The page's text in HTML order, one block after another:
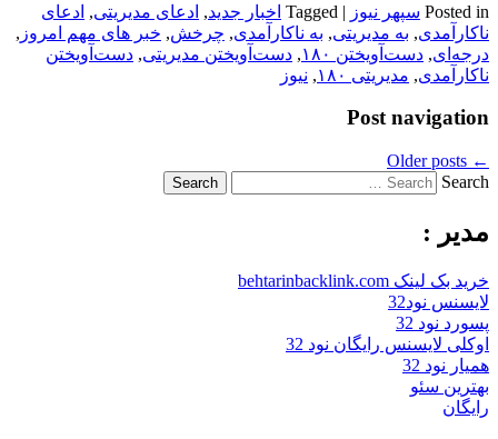
Posted in سپهر نیوز |
Tagged اخبار جدید, ادعای مدیریتی, ادعای
ناکارآمدی, به مدیریتی, به ناکارآمدی, چرخش, خبر های مهم امروز ,
درجه‌ای, دست‌آویختن ۱۸‌۰ , دست‌آویختن مدیریتی, دست‌آویختن
ناکارآمدی, مدیریتی ۱۸‌۰ , نیوز
Post navigation
←
Search
مدیر :
خرید بک لینک behtarinbacklink.com
لایسنس نود32
پسورد نود 32
اوکلی لایسنس رایگان نود 32
همیار نود 32
بهترین سئو
رایگان